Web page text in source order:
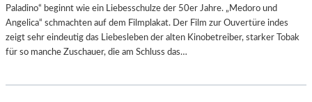
Paladino“ beginnt wie ein Liebesschulze der 50er Jahre. „Medoro und
Angelica“ schmachten auf dem Filmplakat. Der Film zur Ouvertüre indes
zeigt sehr eindeutig das Liebesleben der alten Kinobetreiber, starker Tobak
für so manche Zuschauer, die am Schluss das…